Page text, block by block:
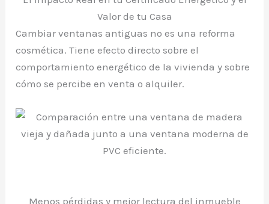
Valor de tu Casa
Cambiar ventanas antiguas no es una reforma
cosmética. Tiene efecto directo sobre el
comportamiento energético de la vivienda y sobre
cómo se percibe en venta o alquiler.
Menos pérdidas y mejor lectura del inmueble